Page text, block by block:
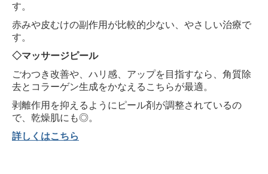
す。
赤みや皮むけの副作用が比較的少ない、やさしい治療で
す。
◇マッサージピール
ごわつき改善や、ハリ感、アップを目指すなら、角質除
去とコラーゲン生成をかなえるこちらが最適。
剥離作用を抑えるようにピール剤が調整されているの
で、乾燥肌にも◎。
詳しくはこちら